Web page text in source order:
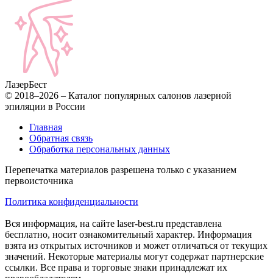
ЛазерБест
© 2018–2026 – Каталог популярных салонов лазерной
эпиляции в России
Главная
Обратная связь
Обработка персональных данных
Перепечатка материалов разрешена только с указанием
первоисточника
Политика конфиденциальности
Вся информация, на сайте laser-best.ru представлена
бесплатно, носит ознакомительный характер. Информация
взята из открытых источников и может отличаться от текущих
значений. Некоторые материалы могут содержат партнерские
ссылки. Все права и торговые знаки принадлежат их